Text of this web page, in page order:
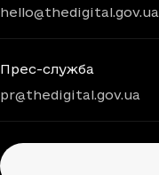
hello@thedigital.gov.ua
Прес-служба
pr@thedigital.gov.ua
Chatbots